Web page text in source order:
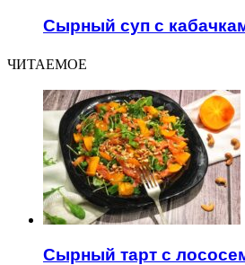
Сырный суп с
ЧИТАЕМОЕ
Сырный тарт с